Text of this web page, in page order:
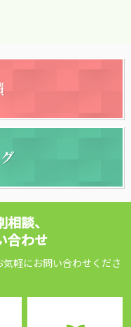
談、
合わせ
軽にお問い合わせくださ